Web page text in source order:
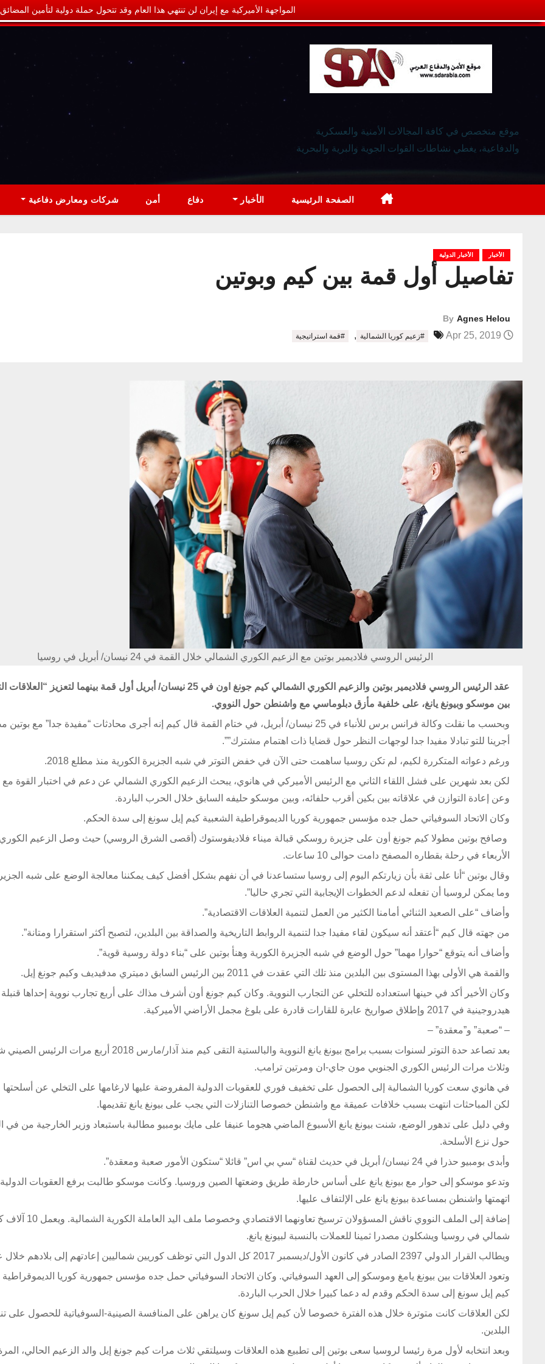
المواجهة الأميركية مع إيران لن تنتهي هذا العام وقد تتحول حملة دولية لتأمين المضائق
موقع متخصص في كافة المجالات الأمنية والعسكرية
والدفاعية، يغطي نشاطات القوات الجوية والبرية والبحرية
الصفحة الرئيسية الأخبار دفاع أمن شركات ومعارض دفاعية
الأخبار الأخبار الدولية
تفاصيل أول قمة بين كيم وبوتين
By Agnes Helou
#زعيم كوريا الشمالية , #قمة استراتيجية
الرئيس الروسي فلاديمير بوتين مع الزعيم الكوري الشمالي خلال القمة في 24 نيسان/ أبريل في روسيا
عقد الرئيس الروسي فلاديمير بوتين والزعيم الكوري الشمالي كيم جونغ اون في 25 نيسان/ أبريل أول قمة بينهما لتعزيز
بين موسكو وبيونغ يانغ، على خلفية مأزق دبلوماسي مع واشنطن حول النووي.
وبحسب ما نقلت وكالة فرانس برس للأنباء في 25 نيسان/ أبريل، في ختام القمة قال كيم إنه أجرى محادثات “مفيدة جدا” مع
أجرينا للتو تبادلا مفيدا جدا لوجهات النظر حول قضايا ذات اهتمام مشترك””.
ورغم دعواته المتكررة لكيم، لم تكن روسيا ساهمت حتى الآن في خفض التوتر في شبه الجزيرة الكورية منذ مطلع 2018.
لكن بعد شهرين على فشل اللقاء الثاني مع الرئيس الأميركي في هانوي، يبحث الزعيم الكوري الشمالي عن دعم في اختبار القوة
وعن إعادة التوازن في علاقاته بين بكين أقرب حلفائه، وبين موسكو حليفه السابق خلال الحرب الباردة.
وكان الاتحاد السوفياتي حمل جده مؤسس جمهورية كوريا الديموقراطية الشعبية كيم إيل سونغ إلى سدة الحكم.
وصافح بوتين مطولا كيم جونغ أون على جزيرة روسكي قبالة ميناء فلاديفوستوك (أقصى الشرق الروسي) حيث وصل الزعيم
الأربعاء في رحلة بقطاره المصفح دامت حوالى 10 ساعات.
وقال بوتين “أنا على ثقة بأن زيارتكم اليوم إلى روسيا ستساعدنا في أن نفهم بشكل أفضل كيف يمكننا معالجة الوضع على شبه
وما يمكن لروسيا أن تفعله لدعم الخطوات الإيجابية التي تجري حاليا”.
وأضاف “على الصعيد الثنائي أمامنا الكثير من العمل لتنمية العلاقات الاقتصادية”.
من جهته قال كيم “أعتقد أنه سيكون لقاء مفيدا جدا لتنمية الروابط التاريخية والصداقة بين البلدين، لتصبح أكثر استقرارا ومتانة”.
وأضاف أنه يتوقع “حوارا مهما” حول الوضع في شبه الجزيرة الكورية وهنأ بوتين على “بناء دولة روسية قوية”.
والقمة هي الأولى بهذا المستوى بين البلدين منذ تلك التي عقدت في 2011 بين الرئيس السابق دميتري مدفيديف وكيم جونغ إيل.
وكان الأخير أكد في حينها استعداده للتخلي عن التجارب النووية. وكان كيم جونغ أون أشرف مذاك على أربع تجارب نووية إحداها قنبلة
هيدروجينية في 2017 وإطلاق صواريخ عابرة للقارات قادرة على بلوغ مجمل الأراضي الأميركية.
– “صعبة” و”معقدة” –
بعد تصاعد حدة التوتر لسنوات بسبب برامج بيونغ يانغ النووية والبالستية التقى كيم منذ آذار/مارس
وثلاث مرات الرئيس الكوري الجنوبي مون جاي-ان ومرتين ترامب.
في هانوي سعت كوريا الشمالية إلى الحصول على تخفيف فوري للعقوبات الدولية المفروضة عليها لارغامها على التخلي عن أسلحتها
لكن المباحثات انتهت بسبب خلافات عميقة مع واشنطن خصوصا التنازلات التي يجب على بيونغ يانغ تقديمها.
وفي دليل على تدهور الوضع، شنت بيونغ يانغ الأسبوع الماضي هجوما عنيفا على مايك بومبيو مطالبة باستبعاد وزير الخارجية من في
حول نزع الأسلحة.
وأبدى بومبيو حذرا في 24 نيسان/ أبريل في حديث لقناة “سي بي اس” قائلا “ستكون الأمور صعبة ومعقدة”.
وتدعو موسكو إلى حوار مع بيونغ يانغ على أساس خارطة طريق وضعتها الصين وروسيا. وكانت موسكو طالبت برفع العقوبات
اتهمتها واشنطن بمساعدة بيونغ يانغ على الإلتفاف عليها.
إضافة إلى الملف النووي ناقش المسؤولان ترسيخ تعاونهما
شمالي في روسيا ويشكلون مصدرا ثمينا للعملات بالنسبة لبيونغ يانغ.
ويطالب القرار الدولي 2397 الصادر في كانون الأول/ديسمبر 2017 كل الدول التي توظف كوريين شماليين إعادتهم إلى بلادهم خلال عامين.
وتعود العلاقات بين بيونغ يامغ وموسكو إلى العهد السوفياتي. وكان الاتحاد السوفياتي حمل جده مؤسس جمهورية كوريا الديموقراطية
كيم إيل سونغ إلى سدة الحكم وقدم له دعما كبيرا خلال الحرب الباردة.
لكن العلاقات كانت متوترة خلال هذه الفترة خصوصا لأن كيم إيل سونغ كان يراهن على المنافسة الصينية-السوفياتية للحصول على
البلدين.
وبعد انتخابه لأول مرة رئيسا لروسيا سعى بوتين إلى تطبيع هذه العلاقات وسيلتقي ثلاث مرات كيم جونغ إيل والد الزعيم الحالي،